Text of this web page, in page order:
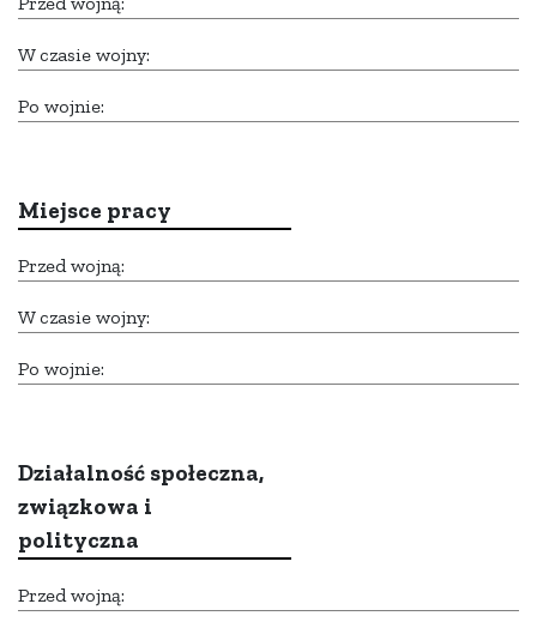
W czasie wojny:
Po wojnie:
Miejsce pracy
Przed wojną:
W czasie wojny:
Po wojnie:
Działalność społeczna,
związkowa i
polityczna
Przed wojną: